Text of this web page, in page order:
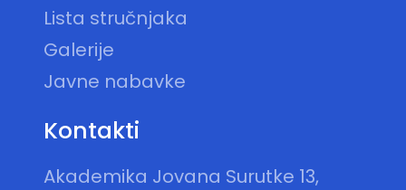
Lista stručnjaka
Galerije
Javne nabavke
Kontakti
Akademika Jovana Surutke 13,